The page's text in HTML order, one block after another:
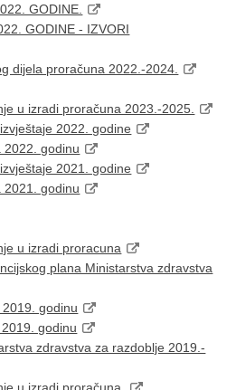
GODINE.
GODINE - IZVORI
dijela proračuna 2022.-2024.
u izradi proračuna 2023.-2025.
2022. godine
2022. godinu
2021. godine
2021. godinu
u izradi proracuna
plana Ministarstva zdravstva
godinu
godinu
zdravstva za razdoblje 2019.-